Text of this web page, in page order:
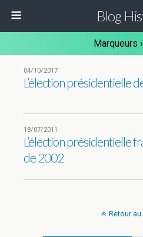
Blog
Marqueurs
04/10/2017
L’élection présidentielle
18/07/2011
L’élection présidentielle
de 2002
Retour